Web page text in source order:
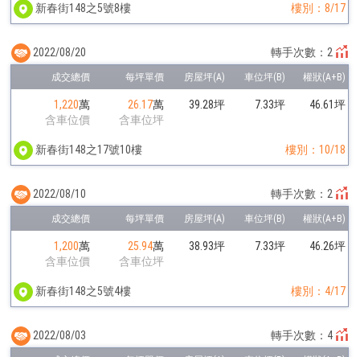
新春街148之5號8樓 樓別：8/17
1,220萬
含車位價
26.17萬
含車位坪
39.28坪 7.33坪 46.61坪
新春街148之17號10樓 樓別：10/18
2022/08/20 轉手次數：2
1,200萬
含車位價
25.94萬
含車位坪
38.93坪 7.33坪 46.26坪
新春街148之5號4樓 樓別：4/17
2022/08/10 轉手次數：2
2022/08/03 轉手次數：4